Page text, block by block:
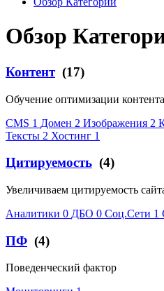
Обзор
Контент(17)
Обучение оптимизации контента
CMS 1 Домен 2 Изображения 2
Тексты 2 Хостинг 1
Цитируемость (4)
Увеличиваем цитируемость
Аналитики 0 ДБО 0 Соц.Сети 1
ПФ (4)
Поведенческий фактор